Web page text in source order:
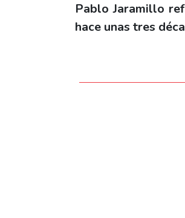
Pablo Jaramillo
hace unas tres